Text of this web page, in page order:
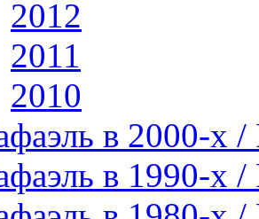
2012
2011
2010
в 2000-х /
в 1990-х /